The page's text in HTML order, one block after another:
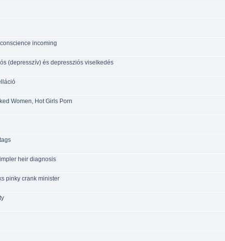
incoming
(depresszív) és depressziós viselkedés
Women, Hot Girls Porn
heir diagnosis
pinky crank minister